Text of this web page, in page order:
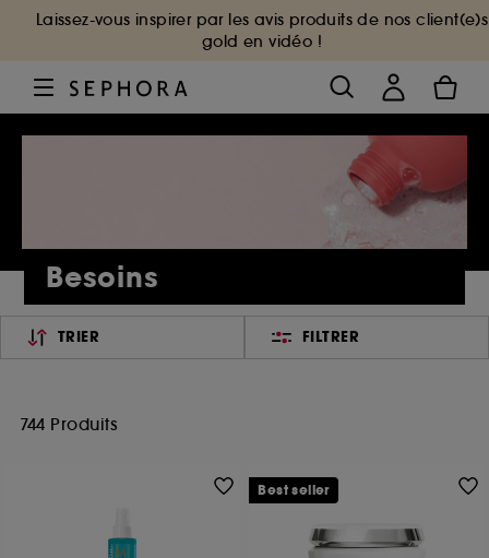
Laissez-vous inspirer par les avis produits de nos client(e)s
gold en vidéo !
Besoins
TRIER FILTRER
744 Produits
Best seller